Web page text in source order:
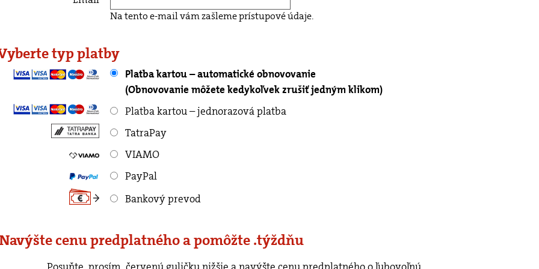
Na tento e-mail vám zašleme prístupové údaje.
typ platby
Platba kartou – automatické obnovovanie
(Obnovovanie môžete kedykoľvek zrušiť jedným klikom)
Platba kartou – jednorazová platba
TatraPay
VIAMO
PayPal
Bankový prevod
cenu predplatného a pomôžte .týždňu